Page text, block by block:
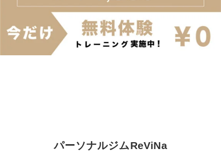
パーソナルジムReViNa